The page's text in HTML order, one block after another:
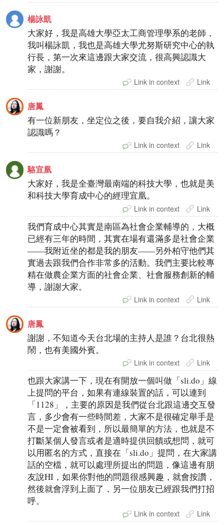
楊詠凱
大家好，我是高雄大學亞太工商管理學系的老師，
我叫楊詠凱，我也是高雄大學尤努斯研究中心的執
行長，第一次來這邊跟大家交流，很高興認識大
家，謝謝。
Link in context Link
唐鳳
有一位新朋友，坐定位之後，要自我介紹，讓大家
認識嗎？
Link in context Link
駱宜凰
大家好，我是全臺灣最南端的科技大學，也就是美
和科技大學育成中心的經理宜凰。
Link in context Link
我們育成中心其實是南區為社會企業輔導的，大概
已經有三年的時間，其實在場有還滿多是社會企業
——我附近坐的都是我的朋友——另外柏守他們其
實過去跟我們合作非常多的活動。我們主要比較專
精在做農企業方面的社會企業、社會服務創新的輔
導，謝謝大家。
Link in context Link
唐鳳
謝謝，不知道今天台北場的主持人是誰？台北很熱
鬧，也有美國外賓。
Link in context Link
也跟大家講一下，現在有開放一個叫做「sli.do」線
上提問的平台，如果有連線裝置的話，可以連到
「1128」，主要的原因是我們從台北跟這邊交互發
言，多少會有一些時間差，大家不是很確定舉手是
不是一定會被看到，所以最簡單的方法，也就是不
打斷某個人發言或者是適時提供回饋或想問，就可
以用匿名的方式，直接在「sli.do」提問，在大家講
話的空檔，就可以處理所提出的問題，像這邊有朋
友說HI，如果你對他的問題很感興趣，就會按讚，
然後就會浮到上面了，另一位朋友已經跟我們打招
呼。
Link in context Link